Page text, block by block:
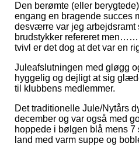
Den berømte (eller
engang en bragende succes
desværre var jeg arbejdsramt
brudstykker refereret
tvivl er det dog at det var en
Juleafslutningen med gløgg
hyggelig og dejligt at sig
til klubbens medlemmer.
Det traditionelle Jule/Nytårs
december og var også med
hoppede i bølgen blå mens 7
land med varm suppe og